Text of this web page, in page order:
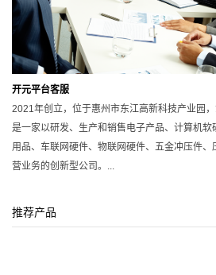
开元平台客服
2021年创立，位于惠州市东江高新科技产业园
是一家以研发、生产和销售电子产品、计算机
用品、车联网硬件、物联网硬件、五金冲压件
营业务的创新型公司。...
推荐产品